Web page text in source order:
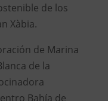
de los
Xàbia.
de Marina
de la
Bahía de